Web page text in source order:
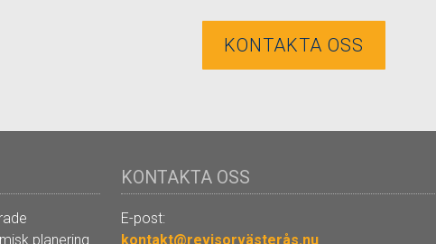
KONTAKTA OSS
planering
KONTAKTA OSS
E-post:
kontakt@revisorvästerås.nu